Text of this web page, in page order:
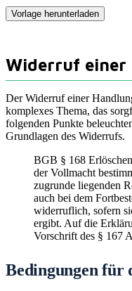
Vorlage herunterladen
Widerruf einer
Der Widerruf einer
komplexes Thema, das
folgenden Punkte
Grundlagen des Widerrufs.
BGB § 168
der Vollmacht
zugrunde liegenden
auch bei dem
widerruflich, sofern
ergibt. Auf die
Vorschrift des § 167
Bedingungen für